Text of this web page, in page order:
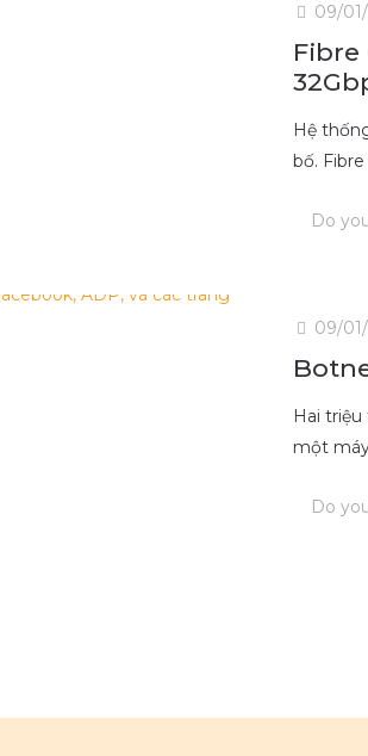
09/
Hệ
bố. Fibre
Do
09/
Hai
một
Do